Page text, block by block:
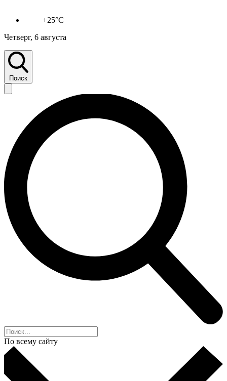
+25°C
Четверг, 6 августа
Поиск
По всему сайту